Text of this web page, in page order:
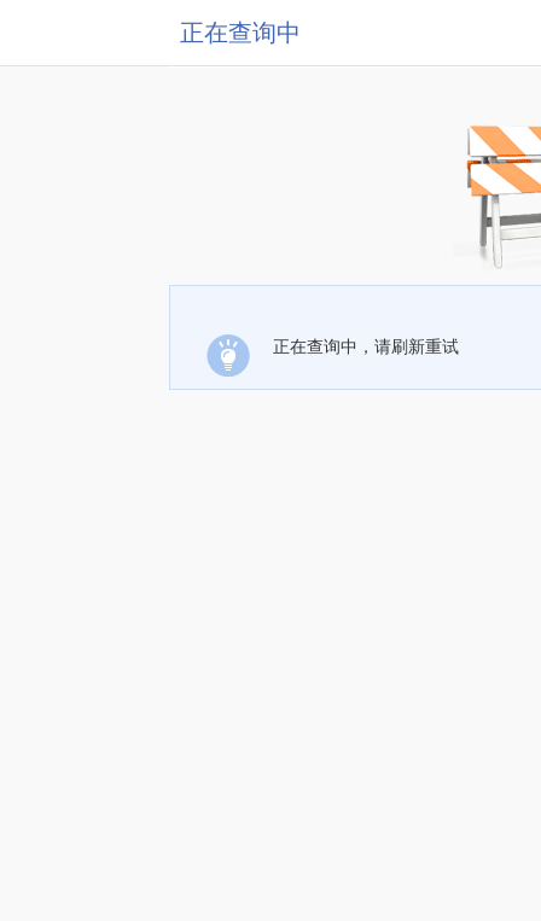
正在查询中
正在查询中，请刷新重试